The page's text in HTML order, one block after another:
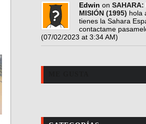
Edwin on SAHARA:
MISIÓN (1995) hola
tienes la Sahara
contactame
(07/02/2023 at 3:34 AM)